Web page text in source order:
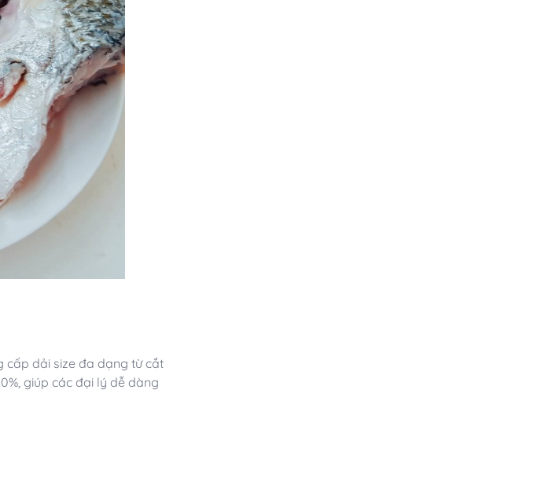
cấp dải size đa dạng từ cắt
giúp các đại lý dễ dàng